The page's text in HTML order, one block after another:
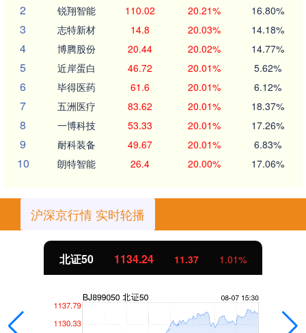
2 锐翔智能 110.02 20.21% 16.80%
3 志特新材 14.8 20.03% 14.18%
4 博腾股份 20.44 20.02% 14.77%
5 近岸蛋白 46.72 20.01% 5.62%
6 毕得医药 61.6 20.01% 6.12%
7 五洲医疗 83.62 20.01% 18.37%
8 一博科技 53.33 20.01% 17.26%
9 耐科装备 49.67 20.01% 6.83%
10 朗特智能 26.4 20.00% 17.06%
沪深京行情 实时轮播
北证50 1134.24 11.37 1.01%